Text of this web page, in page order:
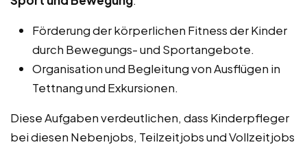
Förderung der körperlichen Fitness der Kinder
durch Bewegungs- und Sportangebote.
Organisation und Begleitung von Ausflügen in
Tettnang und Exkursionen.
Diese Aufgaben verdeutlichen, dass Kinderpfleger
bei diesen Nebenjobs, Teilzeitjobs und Vollzeitjobs